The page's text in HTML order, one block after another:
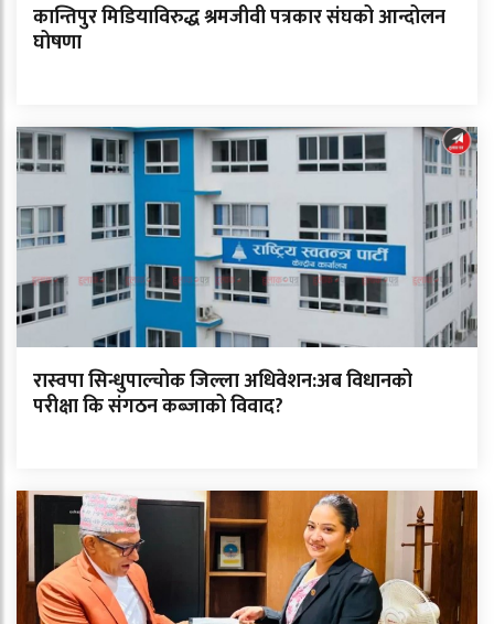
कान्तिपुर मिडियाविरुद्ध श्रमजीवी पत्रकार संघको आन्दोलन
घोषणा
रास्वपा सिन्धुपाल्चोक जिल्ला अधिवेशन:अब विधानको
परीक्षा कि संगठन कब्जाको विवाद?